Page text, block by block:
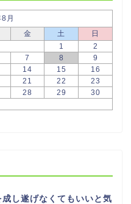
月
金 土
日
1
2
7 8
9
14 15
16
21 22
23
28 29
30
成し遂げなくてもいいと気